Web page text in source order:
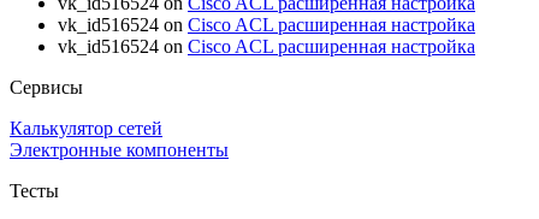
vk_id516524 on Cisco ACL расширенная настройка
vk_id516524 on Cisco ACL расширенная настройка
Сервисы
Калькулятор сетей
Электронные компоненты
Тесты